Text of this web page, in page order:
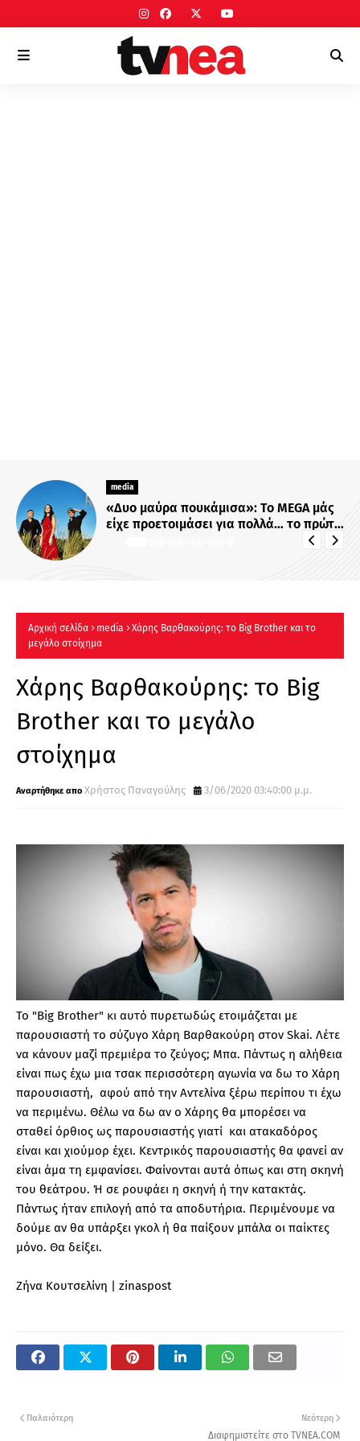
ΑΝΑΚΟΙΝΩΣΗ 🔴 Το TVNEA.com
ανανεώνεται και εξελίσσεται
Αρχική σελίδα media
Χάρης Βαρθακούρης: το Big Brother και το
μεγάλο στοίχημα
Χάρης Βαρθακούρης: το Big
Brother και το μεγάλο
στοίχημα
Χρήστος Παναγούλης 3/06/2020 03:40:00 μ.μ.
Το "Big Brother" κι αυτό πυρετωδώς ετοιμάζεται με
παρουσιαστή το σύζυγο Χάρη Βαρθακούρη στον Skai. Λέτε
να κάνουν μαζί πρεμιέρα το ζεύγος; Μπα. Πάντως η αλήθεια
είναι πως έχω μια τσακ περισσότερη αγωνία να δω το Χάρη
παρουσιαστή, αφού από την Αντελίνα ξέρω περίπου τι έχω
να περιμένω. Θέλω να δω αν ο Χάρης θα μπορέσει να
σταθεί όρθιος ως παρουσιαστής γιατί και ατακαδόρος
είναι και χιούμορ έχει. Κεντρικός παρουσιαστής θα φανεί αν
είναι άμα τη εμφανίσει. Φαίνονται αυτά όπως και στη σκηνή
του θεάτρου. Ή σε ρουφάει η σκηνή ή την κατακτάς.
Πάντως ήταν επιλογή από τα αποδυτήρια. Περιμένουμε να
δούμε αν θα υπάρξει γκολ ή θα παίξουν μπάλα οι παίκτες
μόνο. Θα δείξει.
Ζήνα Κουτσελίνη | zinaspost
Νεότερη
Διαφημιστείτε στο TVNEA.COM
Παλαιότερη